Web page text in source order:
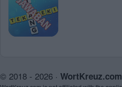
© 2018 - 2026 · WortKreuz.com